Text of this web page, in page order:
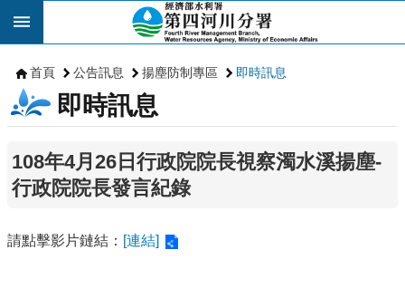
跳到主要內容區塊
首頁 公告訊息 揚塵防制專區 即時訊息
即時訊息
108年4月26日行政院院長視察濁水溪揚塵-
行政院院長發言紀錄
請點擊影片鏈結： [連結]